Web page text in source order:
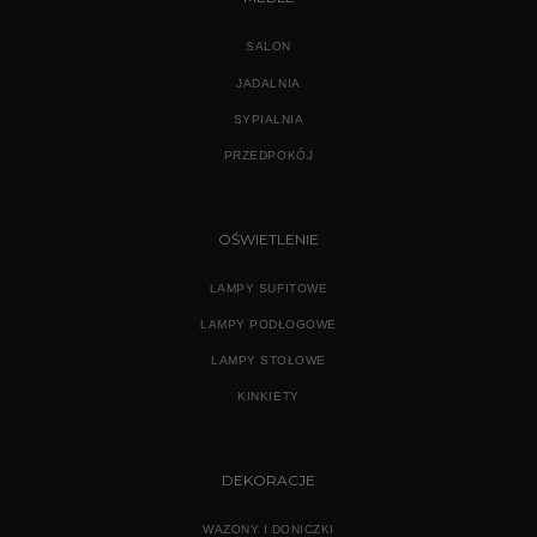
SALON
JADALNIA
SYPIALNIA
PRZEDPOKÓJ
OŚWIETLENIE
LAMPY SUFITOWE
LAMPY PODŁOGOWE
LAMPY STOŁOWE
KINKIETY
DEKORACJE
WAZONY I DONICZKI